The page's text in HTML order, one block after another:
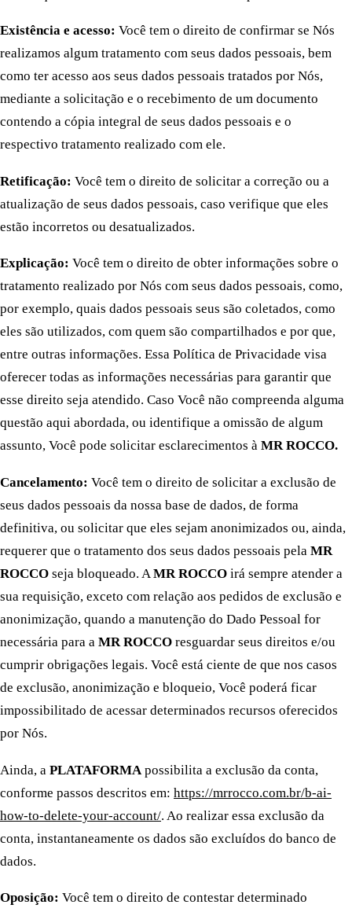
Existência e acesso: Você tem o direito de confirmar se Nós
realizamos algum tratamento com seus dados pessoais, bem
como ter acesso aos seus dados pessoais tratados por Nós,
mediante a solicitação e o recebimento de um documento
contendo a cópia integral de seus dados pessoais e o
respectivo tratamento realizado com ele.
Retificação: Você tem o direito de solicitar a correção ou a
atualização de seus dados pessoais, caso verifique que eles
estão incorretos ou desatualizados.
Explicação: Você tem o direito de obter informações sobre o
tratamento realizado por Nós com seus dados pessoais, como,
por exemplo, quais dados pessoais seus são coletados, como
eles são utilizados, com quem são compartilhados e por que,
entre outras informações. Essa Política de Privacidade visa
oferecer todas as informações necessárias para garantir que
esse direito seja atendido. Caso Você não compreenda alguma
questão aqui abordada, ou identifique a omissão de algum
assunto, Você pode solicitar esclarecimentos à MR ROCCO.
Cancelamento: Você tem o direito de solicitar a exclusão de
seus dados pessoais da nossa base de dados, de forma
definitiva, ou solicitar que eles sejam anonimizados ou, ainda,
requerer que o tratamento dos seus dados pessoais pela MR
ROCCO seja bloqueado. AMR ROCCO irá sempre atender a
sua requisição, exceto com relação aos pedidos de exclusão e
anonimização, quando a manutenção do Dado Pessoal for
necessária para a MR ROCCO resguardar seus direitos e/ou
cumprir obrigações legais. Você está ciente de que nos casos
de exclusão, anonimização e bloqueio, Você poderá ficar
impossibilitado de acessar determinados recursos oferecidos
por Nós.
Ainda, a PLATAFORMA possibilita a exclusão da conta,
conforme passos descritos em: https://mrrocco.com.br/b-ai-
how-to-delete-your-account/. Ao realizar essa exclusão da
conta, instantaneamente os dados são excluídos do banco de
dados.
Oposição: Você tem o direito de contestar determinado